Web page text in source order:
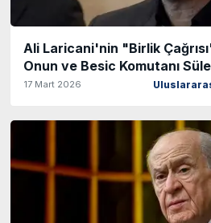
Ali Laricani'nin "Birlik
Onun ve Besic Komutanı
17 Mart 2026